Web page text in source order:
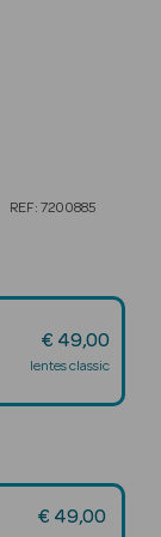
REF: 7200885
€ 49,00
lentes classic
€ 49,00